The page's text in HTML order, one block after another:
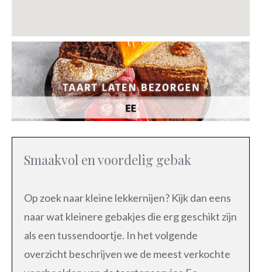
Smaakvol en voordelig gebak
Op zoek naar kleine lekkernijen? Kijk dan eens
naar wat kleinere gebakjes die erg geschikt zijn
als een tussendoortje. In het volgende
overzicht beschrijven we de meest verkochte